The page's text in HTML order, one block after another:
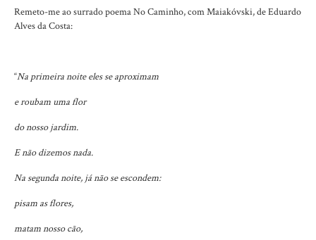
Remeto-me ao surrado poema No Caminho, com Maiakóvski, de Eduardo
Alves da Costa:
“Na primeira noite eles se aproximam
e roubam uma flor
do nosso jardim.
E não dizemos nada.
Na segunda noite, já não se escondem:
pisam as flores,
matam nosso cão,